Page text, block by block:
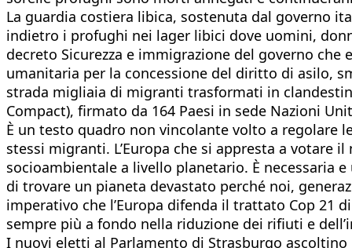
La guardia costiera libica, sostenuta dal governo
indietro i profughi nei lager libici dove uomini,
decreto Sicurezza e immigrazione del governo
umanitaria per la concessione del diritto di asilo,
strada migliaia di migranti trasformati in
Compact), firmato da 164 Paesi in sede Nazioni
È un testo quadro non vincolante volto a regolare
stessi migranti. L’Europa che si appresta a votare
socioambientale a livello planetario. È necessaria
di trovare un pianeta devastato perché noi,
imperativo che l’Europa difenda il trattato Cop 21
sempre più a fondo nella riduzione dei rifiuti e
I nuovi eletti al Parlamento di Strasburgo